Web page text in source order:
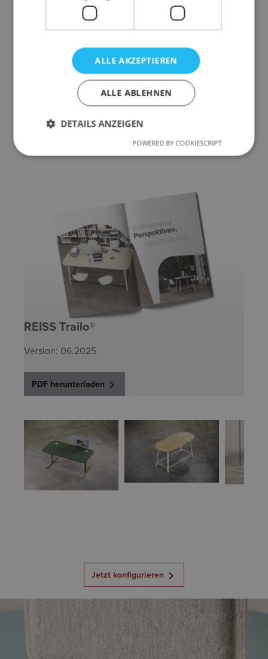
Beschreibung
Eine Design-Bench-Lösung, ideal für kollaborative
REISS Trailo®
Version: 06.2025
PDF herunterladen
Jetzt konfigurieren
ALLE AKZEPTIEREN
ALLE ABLEHNEN
DETAILS ANZEIGEN
POWERED BY COOKIESCRIPT